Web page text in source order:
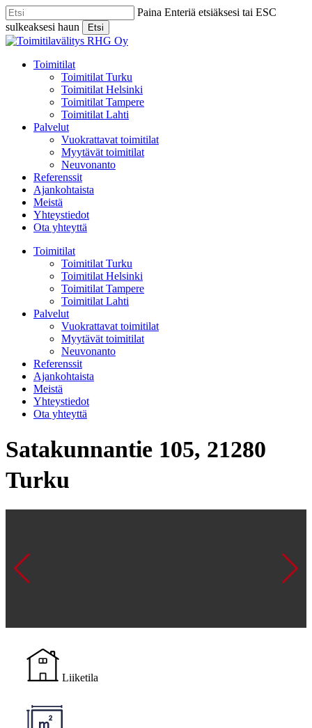
Skip
to
main
content
Paina Enteriä etsiäksesi tai ESC
sulkeaksesi haun
Etsi
Close
Menu
Toimitilat
Toimitilat Turku
Toimitilat Helsinki
Toimitilat Tampere
Toimitilat Lahti
Palvelut
Vuokrattavat toimitilat
Myytävät toimitilat
Neuvonanto
Referenssit
Ajankohtaista
Meistä
Yhteystiedot
Ota yhteyttä
Toimitilat
Toimitilat Turku
Toimitilat Helsinki
Toimitilat Tampere
Toimitilat Lahti
Palvelut
Vuokrattavat toimitilat
Myytävät toimitilat
Neuvonanto
Referenssit
Ajankohtaista
Meistä
Yhteystiedot
Ota yhteyttä
Satakunnantie 105, 21280
Turku
Liiketila